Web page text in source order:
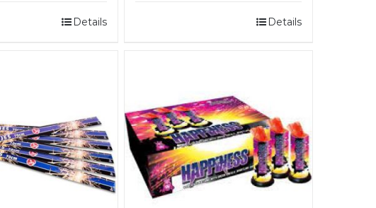
Details Details